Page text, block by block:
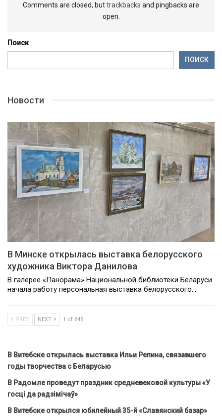
Comments are closed, buttrackbacks and pingbacks are
open.
Поиск
ПОИСК
Новости
В Минске открылась выставка белорусского
художника Виктора Данилова
В галерее «Панорама» Национальной библиотеки Беларуси
начала работу персональная выставка белорусского…
PREV NEXT 1 of 848
В Витебске открылась выставка Ильи Репина, связавшего
годы творчества с Беларусью
В Радомле проведут праздник средневековой культуры «У
госці да радзімічаў»
В Витебске открылся юбилейный 35-й «Славянский базар»